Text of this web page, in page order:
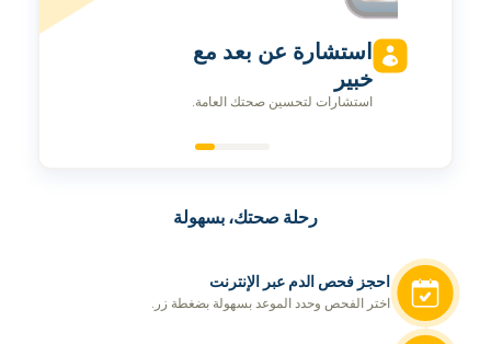
استشارة عن بعد مع
خبير
استشارات لتحسين صحتك العامة.
رحلة صحتك، بسهولة
احجز فحص الدم عبر الإنترنت
اختر الفحص وحدد الموعد بسهولة بضغطة زر.